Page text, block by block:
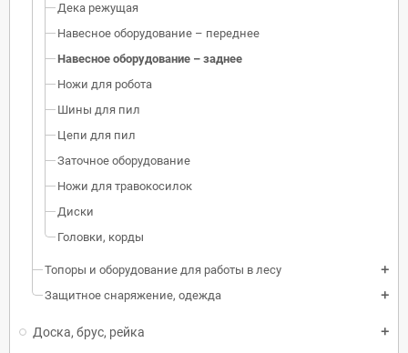
Дека режущая
Навесное оборудование – переднее
Навесное оборудование – заднее
Ножи для робота
Шины для пил
Цепи для пил
Заточное оборудование
Ножи для травокосилок
Диски
Головки, корды
Топоры и оборудование для работы в лесу add
Защитное снаряжение, одежда add
Доска, брус, рейка add